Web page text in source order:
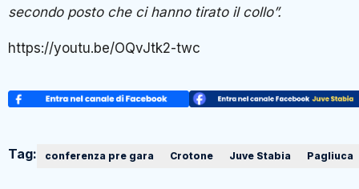
secondo posto che ci hanno tirato il collo”.
https://youtu.be/OQvJtk2-twc
Tag: conferenza pre gara Crotone Juve Stabia Pagliuca